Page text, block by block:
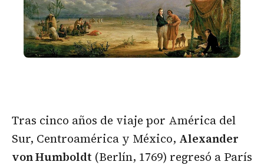
Tras cinco años de viaje por América del
Sur, Centroamérica y México, Alexander
von Humboldt (Berlín, 1769) regresó a París